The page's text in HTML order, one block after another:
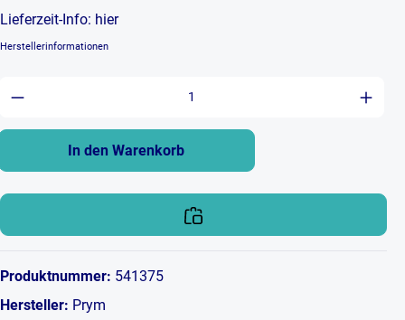
Lieferzeit-Info: hier
Herstellerinformationen
Anzahl: Gib den gewünschten Wert
In den Warenkorb
Produktnummer: 541375
Hersteller: Prym